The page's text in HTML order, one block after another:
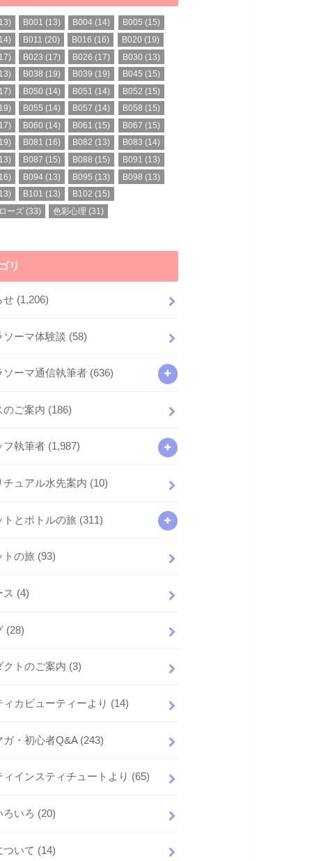
B001 (13) B004 (14) B005 (15)
B011 (20) B016 (16) B020 (19)
B023 (17) B026 (17) B030 (13)
B038 (19) B039 (19) B045 (15)
B050 (14) B051 (14) B052 (15)
B055 (14) B057 (14) B058 (15)
B060 (14) B061 (15) B067 (15)
B081 (16) B082 (13) B083 (14)
B087 (15) B088 (15) B091 (13)
B094 (13) B095 (13) B098 (13)
B101 (13) B102 (15)
ーズ (33) 色彩心理 (31)
リ
せ (1,206)
ソーマ体験談 (58)
ソーマ通信執筆者 (636)
のご案内 (186)
フ執筆者 (1,987)
チュアル水先案内 (10)
トとボトルの旅 (311)
トの旅 (93)
ス (4)
(28)
クトのご案内 (3)
ィカビューティーより (14)
ガ・初心者Q&A (243)
ィインスティチュートより (65)
ろいろ (20)
ついて (14)